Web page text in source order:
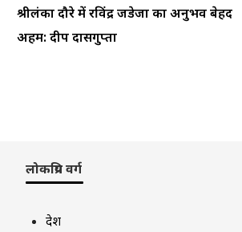
श्रीलंका दौरे में रविंद्र जडेजा का अनुभव बेहद
अहम: दीप दासगुप्ता
लोकप्रिय वर्ग
देश